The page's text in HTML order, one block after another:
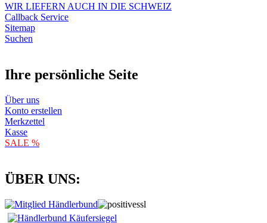
WIR LIEFERN AUCH IN DIE SCHWEIZ
Callback Service
Sitemap
Suchen
Ihre persönliche Seite
Über uns
Konto erstellen
Merkzettel
Kasse
SALE %
ÜBER UNS: